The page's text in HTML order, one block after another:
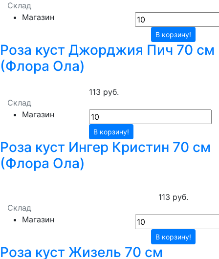
Склад
Магазин
В корзину!
Роза куст Джорджия Пич 70 см
(Флора Ола)
Склад
Магазин
113 руб.
В корзину!
Роза куст Ингер Кристин 70 см
(Флора Ола)
Склад
Магазин
113 руб.
В корзину!
Роза куст Жизель 70 см